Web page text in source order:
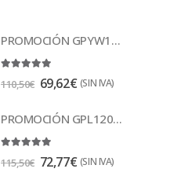
PROMOCIÓN GPYW10-8 Racor
110,50€ 69,62€ (SIN IVA)
PROMOCIÓN GPL1202 Racor
115,50€ 72,77€ (SIN IVA)